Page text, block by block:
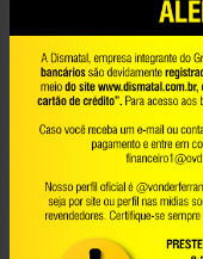
Barra magnética para
35.99.010.450
VONDER